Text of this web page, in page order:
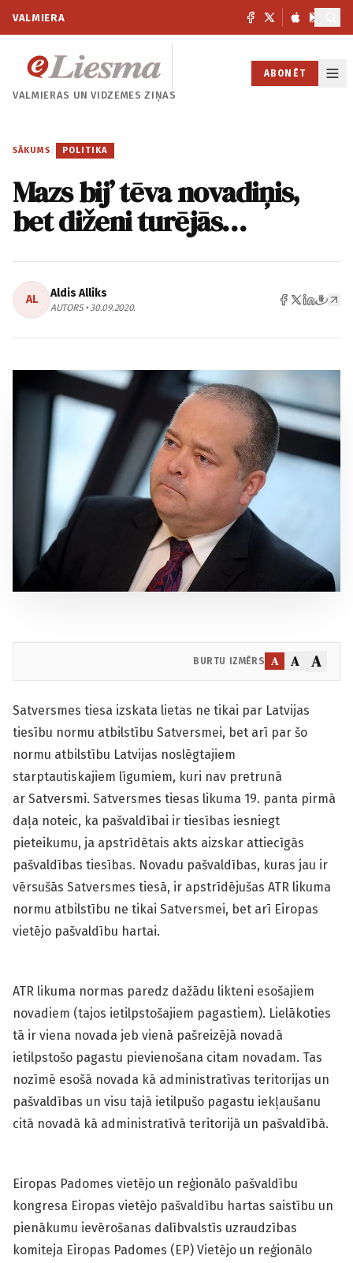
VALMIERA
VALMIERAS UNVIDZEMES ZIŅAS
ABONĒT
SĀKUMS / POLITIKA
Mazs bij’ tēva novadiņis,
bet diženi turējās…
AL Aldis Alliks
AUTORS • 30.09.2020.
BURTU IZMĒRS A A A
Satversmes tiesa izskata lietas ne tikai par Latvijas
tiesību normu atbilstību Satversmei, bet arī par šo
normu atbilstību Latvijas noslēgtajiem
starptautiskajiem līgumiem, kuri nav pretrunā
ar Satversmi. Satversmes tiesas likuma 19. panta pirmā
daļa noteic, ka pašvaldībai ir tiesības iesniegt
pieteikumu, ja apstrīdētais akts aizskar attiecīgās
pašvaldības tiesības. Novadu pašvaldības, kuras jau ir
vērsušās Satversmes tiesā, ir apstrīdējušas ATR likuma
normu atbilstību ne tikai Satversmei, bet arī Eiropas
vietējo pašvaldību hartai.
ATR likuma normas paredz dažādu likteni esošajiem
novadiem (tajos ietilpstošajiem pagastiem). Lielākoties
tā ir viena novada jeb vienā pašreizējā novadā
ietilpstošo pagastu pievienošana citam novadam. Tas
nozīmē esošā novada kā administratīvas teritorijas un
pašvaldības un visu tajā ietilpušo pagastu iekļaušanu
citā novadā kā administratīvā teritorijā un pašvaldībā.
Eiropas Padomes vietējo un reģionālo pašvaldību
kongresa Eiropas vietējo pašvaldību hartas saistību un
pienākumu ievērošanas dalībvalstīs uzraudzības
komiteja Eiropas Padomes (EP) Vietējo un reģionālo